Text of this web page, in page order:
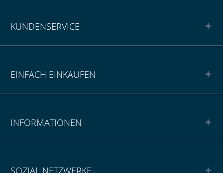
KUNDENSERVICE
EINFACH EINKAUFEN
INFORMATIONEN
SOZIAL NETZWERKE